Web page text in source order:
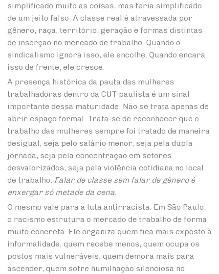
simplificado muito as coisas, mas teria simplificado
de um jeito falso. A classe real é atravessada por
gênero, raça, território, geração e formas distintas
de inserção no mercado de trabalho. Quando o
sindicalismo ignora isso, ele encolhe. Quando encara
isso de frente, ele cresce.
A presença histórica da pauta das mulheres
trabalhadoras dentro da CUT paulista é um sinal
importante dessa maturidade. Não se trata apenas de
abrir espaço formal. Trata-se de reconhecer que o
trabalho das mulheres sempre foi tratado de maneira
desigual, seja pelo salário menor, seja pela dupla
jornada, seja pela concentração em setores
desvalorizados, seja pela violência cotidiana no local
de trabalho. Falar de classe sem falar de gênero é
enxergar só metade da cena.
O mesmo vale para a luta antirracista. Em São Paulo,
o racismo estrutura o mercado de trabalho de forma
muito concreta. Ele organiza quem fica mais exposto à
informalidade, quem recebe menos, quem ocupa os
postos mais vulneráveis, quem demora mais para
ascender, quem sofre humilhação silenciosa no